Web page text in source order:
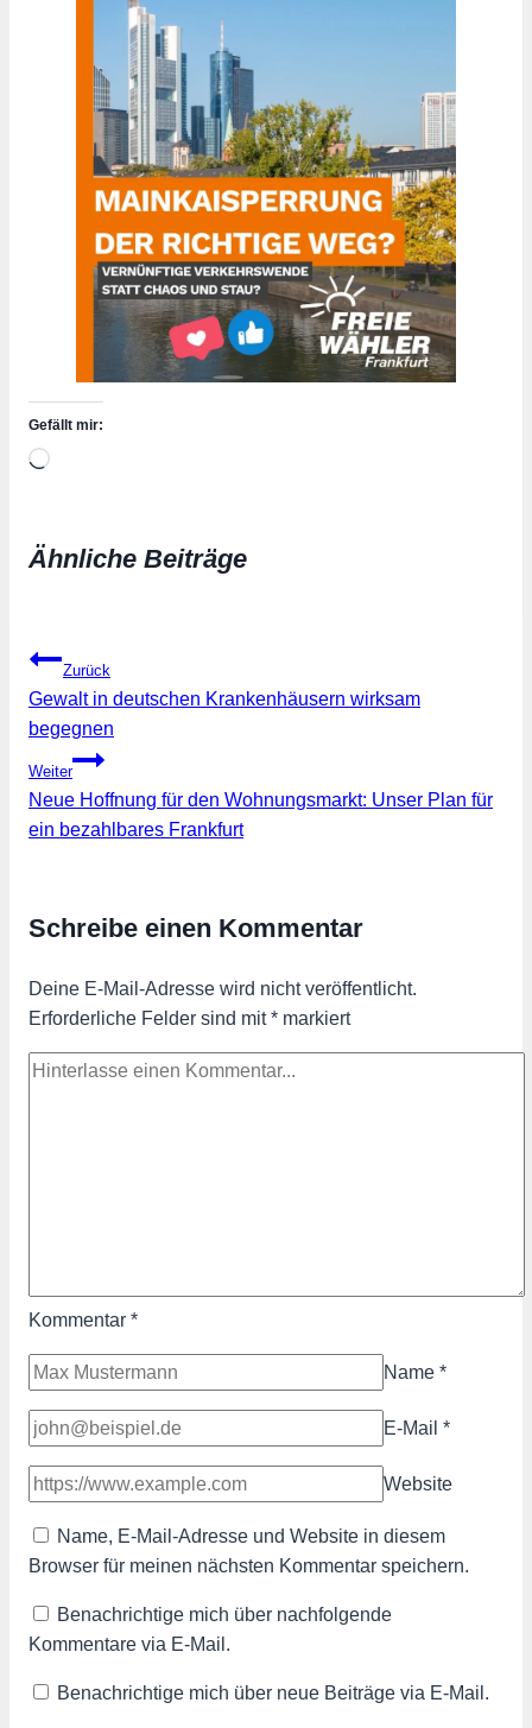
Gefällt mir:
Wird
Ähnliche Beiträge
Beitragsnavigation
Zurück
Gewalt in deutschen Krankenhäusern wirksam
begegnen
Weiter
Neue Hoffnung für den Wohnungsmarkt: Unser Plan für
ein bezahlbares Frankfurt
Schreibe einen Kommentar
Deine E-Mail-Adresse wird nicht veröffentlicht.
Erforderliche Felder sind mit* markiert
Kommentar *
Name *
E-Mail *
Website
Name, E-Mail-Adresse und Website in diesem
Browser für meinen nächsten Kommentar speichern.
Benachrichtige mich über nachfolgende
Kommentare via E-Mail.
Benachrichtige mich über neue Beiträge via E-Mail.